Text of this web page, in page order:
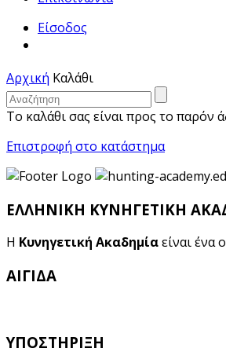
Είσοδος
Αρχική Καλάθι
Το καλάθι σας είναι προς το παρόν
Επιστροφή στο κατάστημα
ΕΛΛΗΝΙΚΗ ΚΥΝΗΓΕΤΙΚΗ
Η Κυνηγετική Ακαδημίαείναι
ΑΙΓΙΔΑ
ΥΠΟΣΤΗΡΙΞΗ